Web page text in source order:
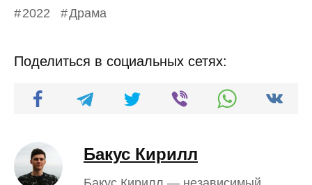
2022 Драма
Поделиться в социальных сетях:
Бакус Кирилл